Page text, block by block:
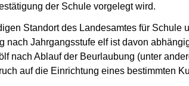
der Schule vorgelegt wird.
Standort des Landesamtes für Schule
nach Jahrgangsstufe elf ist davon
nach Ablauf der Beurlaubung (unter
auf die Einrichtung eines bestimmten